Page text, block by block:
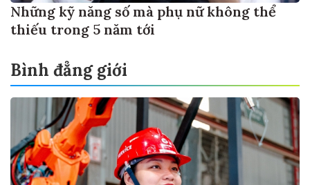
Những kỹ năng số mà phụ nữ không thể
thiếu trong 5 năm tới
Bình đẳng giới